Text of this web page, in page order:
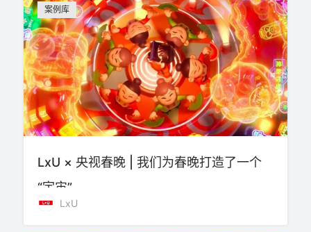
案例库
LxU × 央视春晚 | 我们为春晚打造了一个
“宇宙”
LxU